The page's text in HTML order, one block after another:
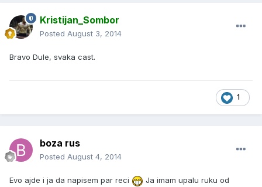
Kristijan_Sombor
Posted August 3, 2014
Bravo Dule, svaka cast.
1
boza rus
Posted August 4, 2014
Evo ajde i ja da napisem par reci
Ja imam upalu ruku od